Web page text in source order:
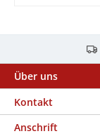
Über uns
Kontakt
Anschrift